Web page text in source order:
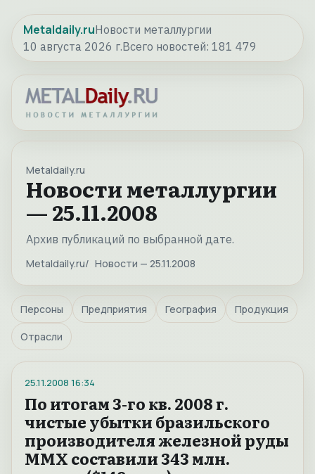
Metaldaily.ruНовости металлургии
10 августа 2026 г.Всего новостей: 181 479
Metaldaily.ru
Новости металлургии
— 25.11.2008
Архив публикаций по выбранной дате.
Metaldaily.ru Новости — 25.11.2008
Персоны Предприятия География Продукция
Отрасли
25.11.2008 16:34
По итогам 3-го кв. 2008 г.
чистые убытки бразильского
производителя железной руды
MMX составили 343 млн.